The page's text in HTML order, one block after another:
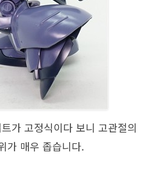
가 고정식이다 보니 고관절의
가 매우 좁습니다.